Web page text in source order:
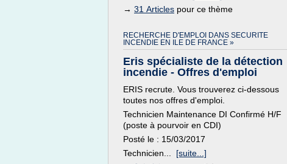
→ 31 Articles pour ce thème
RECHERCHE D'EMPLOI DANS SECURITE
INCENDIE EN ILE DE FRANCE »
Eris spécialiste de la détection
incendie - Offres d'emploi
ERIS recrute. Vous trouverez ci-dessous
toutes nos offres d'emploi.
Technicien Maintenance DI Confirmé H/F
(poste à pourvoir en CDI)
Posté le : 15/03/2017
Technicien... [suite...]